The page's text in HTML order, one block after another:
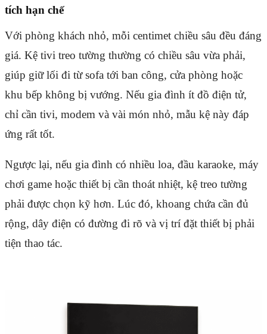
tích hạn chế
Với phòng khách nhỏ, mỗi centimet chiều sâu đều đáng
giá. Kệ tivi treo tường thường có chiều sâu vừa phải,
giúp giữ lối đi từ sofa tới ban công, cửa phòng hoặc
khu bếp không bị vướng. Nếu gia đình ít đồ điện tử,
chỉ cần tivi, modem và vài món nhỏ, mẫu kệ này đáp
ứng rất tốt.
Ngược lại, nếu gia đình có nhiều loa, đầu karaoke, máy
chơi game hoặc thiết bị cần thoát nhiệt, kệ treo tường
phải được chọn kỹ hơn. Lúc đó, khoang chứa cần đủ
rộng, dây điện có đường đi rõ và vị trí đặt thiết bị phải
tiện thao tác.